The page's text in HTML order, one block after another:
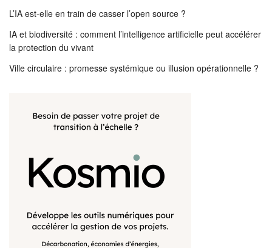
L’IA est-elle en train de casser l’open source ?
IA et biodiversité : comment l’intelligence artificielle peut accélérer
la protection du vivant
Ville circulaire : promesse systémique ou illusion opérationnelle ?